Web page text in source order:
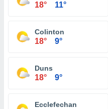
18° 11°
Colinton
18° 9°
Duns
18° 9°
Ecclefechan